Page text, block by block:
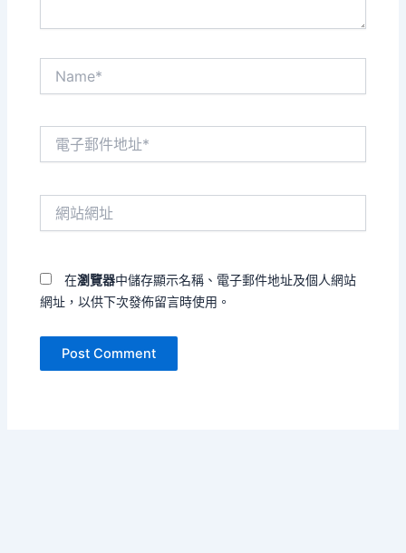
在瀏覽器中儲存顯示名稱、電子郵件地址及個人網站
網址，以供下次發佈留言時使用。